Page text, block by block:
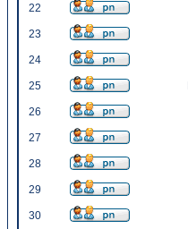
22
23
24
25
26
27
28
29
30